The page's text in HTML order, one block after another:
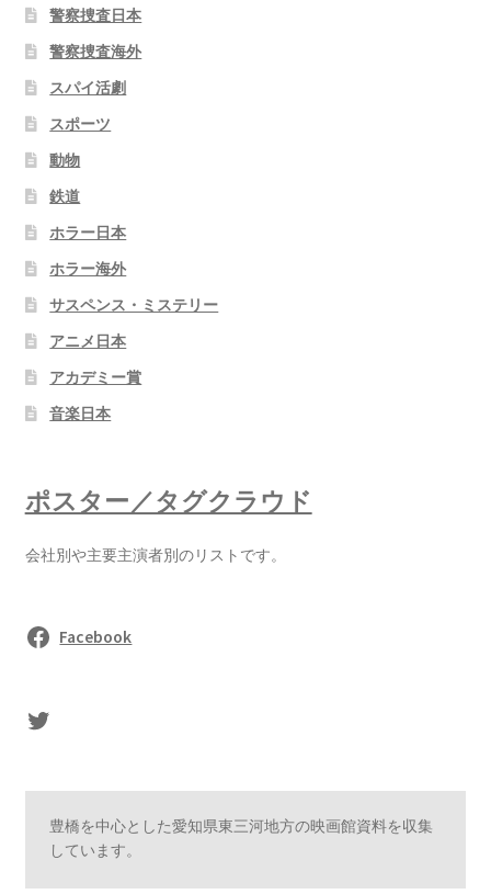
警察捜査日本
警察捜査海外
スパイ活劇
スポーツ
動物
鉄道
ホラー日本
ホラー海外
サスペンス・ミステリー
アニメ日本
アカデミー賞
音楽日本
ポスター／タグクラウド
会社別や主要主演者別のリストです。
Facebook
sasaki's Twitter
豊橋を中心とした愛知県東三河地方の映画館資料を収集
しています。